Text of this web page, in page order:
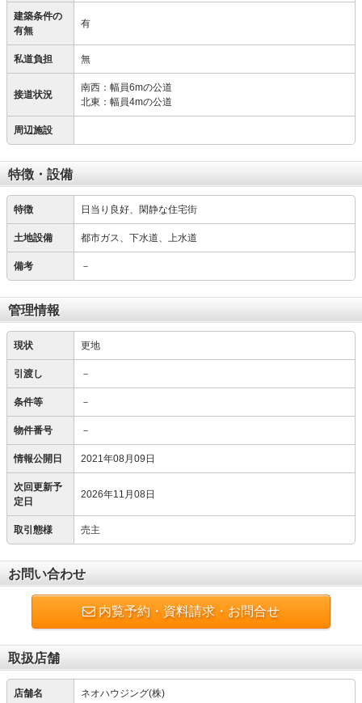
建築条件の
有無
有
私道負担 無
接道状況
南西：幅員6mの公道
北東：幅員4mの公道
周辺施設
特徴・設備
特徴 日当り良好、閑静な住宅街
土地設備 都市ガス、下水道、上水道
備考 －
管理情報
現状 更地
引渡し －
条件等 －
物件番号 －
情報公開日 2021年08月09日
次回更新予
定日
2026年11月08日
取引態様 売主
お問い合わせ
内覧予約・資料請求・お問合せ
取扱店舗
店舗名 ネオハウジング(株)